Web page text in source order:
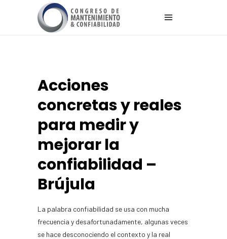
Acciones
concretas y reales
para medir y
mejorar la
confiabilidad –
Brújula
La palabra confiabilidad se usa con mucha
frecuencia y desafortunadamente, algunas veces
se hace desconociendo el contexto y la real